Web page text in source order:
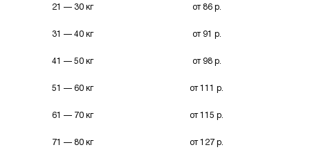
21 — 30 кг от 86 р.
31 — 40 кг от 91 р.
41 — 50 кг от 98 р.
51 — 60 кг от 111 р.
61 — 70 кг от 115 р.
71 — 80 кг от 127 р.